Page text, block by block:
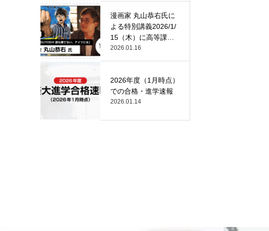
漫画家 丸山恭右氏に
よる特別講義2026/1/
15（木）に高等課
程…
2026.01.16
2026年度（1月時点）
での合格・進学速報
2026.01.14